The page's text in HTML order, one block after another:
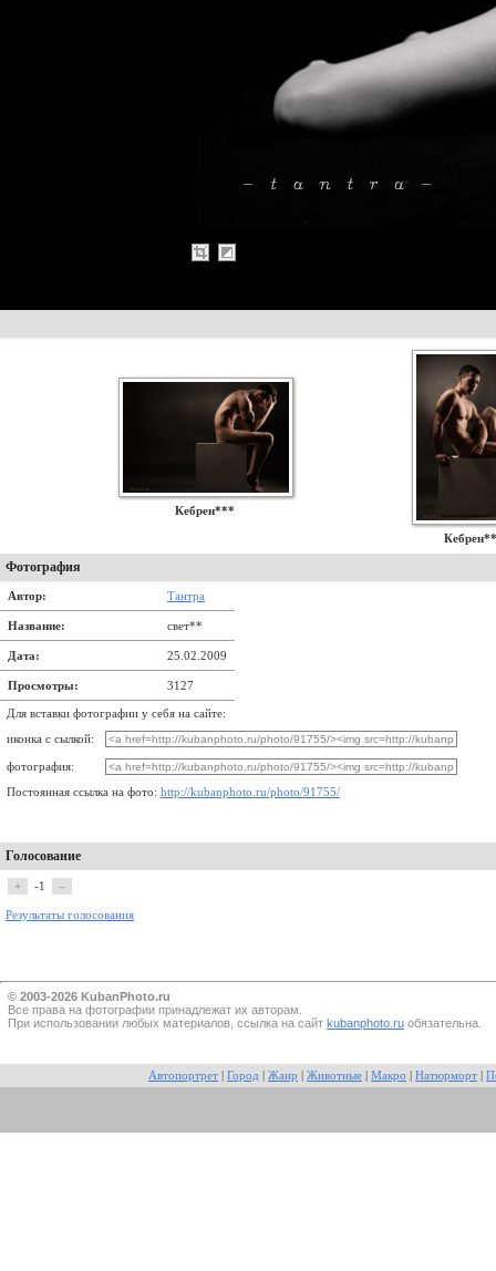
Кебрен***
Фотография
Автор: Тантра
Название: свет**
Дата: 25.02.2009
Просмотры: 3127
Для вставки фотографии у себя на сайте:
иконка с сылкой:
фотография:
Постоянная ссылка на фото: http://kubanphoto.ru/photo/91755/
Голосование
+ -1 –
Результаты голосования
© 2003-2026 KubanPhoto.ru
Все прaва на фотографии принадлежат их авторам.
При использовании любых материалов, ссылка на сайт kubanphoto.ru обязательна.
Автопортрет Город Жанр Животные Макро Натюрморт